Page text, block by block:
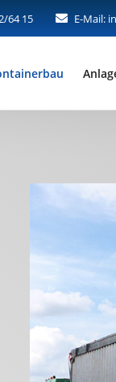
64 15 E-Mail: